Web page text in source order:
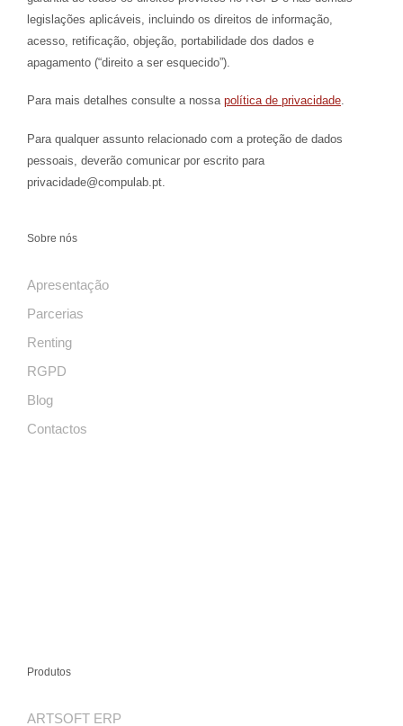
legislações aplicáveis, incluindo os direitos de informação,
acesso, retificação, objeção, portabilidade dos dados e
apagamento (“direito a ser esquecido”).
Para mais detalhes consulte a nossa política de privacidade.
Para qualquer assunto relacionado com a proteção de dados
pessoais, deverão comunicar por escrito para
privacidade@compulab.pt.
Sobre nós
Apresentação
Parcerias
Renting
RGPD
Blog
Contactos
Produtos
ARTSOFT ERP